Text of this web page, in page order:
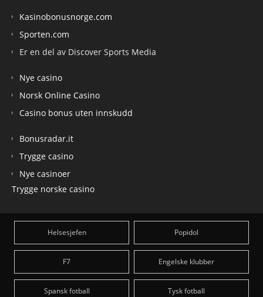
Kasinobonusnorge.com
Sporten.com
Er en del av Discover Sports Media
Nye casino
Norsk Online Casino
Casino bonus uten innskudd
Bonusradar.it
Trygge casino
Nye casinoer
Trygge norske casino
Helsesjefen Popidol
F7 Engelske klubber
Spansk fotball Tysk fotball